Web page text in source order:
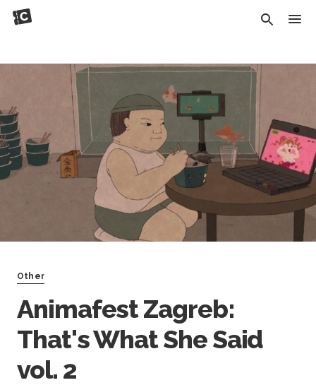
Other
Animafest Zagreb:
That's What She Said
vol. 2